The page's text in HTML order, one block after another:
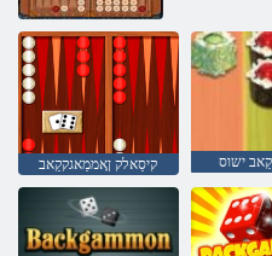
קיסַאלק ןָאממַאגקקַאב ישוס